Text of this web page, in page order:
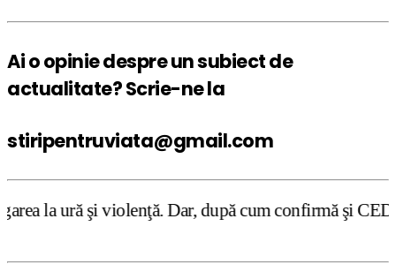
Ai o opinie despre un subiect de
actualitate? Scrie-ne la
stiripentruviata@gmail.com
Dar, după cum confirmă şi CEDO în cazul